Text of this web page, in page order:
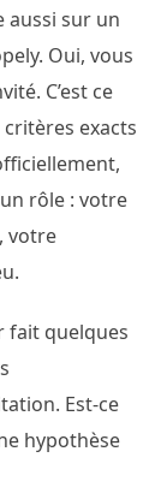
aussi sur un
Oui, vous
C’est ce
exacts
rôle : votre
votre
fait quelques
Est-ce
hypothèse